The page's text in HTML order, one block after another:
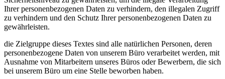
Ihrer personenbezogenen Daten zu verhindern, den illegalen Zugriff
zu verhindern und den Schutz Ihrer personenbezogenen Daten zu
gewährleisten.
die Zielgruppe dieses Textes sind alle natürlichen Personen, deren
personenbezogene Daten von unserem Büro verarbeitet werden, mit
Ausnahme von Mitarbeitern unseres Büros oder Bewerbern, die sich
bei unserem Büro um eine Stelle beworben haben.